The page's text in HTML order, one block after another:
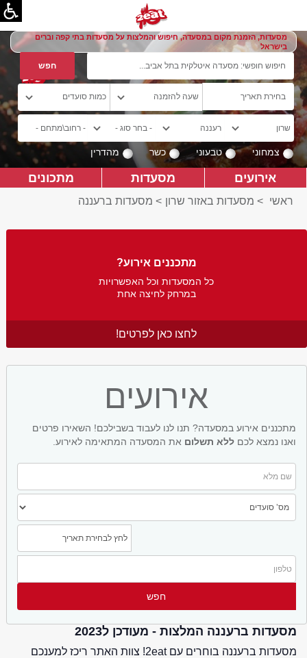
מסעדות, הזמנת מקום במסעדה, חיפוש והמלצות על מסעדות בתי קפה וברים
בישראל
צמחוני טבעוני כשר מהדרין
אירועים מסעדות מתכונים
ראשי > מסעדות באזור שרון > מסעדות ברעננה
מתכננים אירוע?
כל המסעדות וכל האפשרויות
במרחק לחיצה אחת
לחצו כאן לפרטים!
אירועים
מתכננים אירוע במסעדה? תנו לנו לעבוד בשבילכם! השאירו פרטים
ואנו נמצא לכם ללא תשלום את המסעדה המתאימה לאירוע.
מסעדות ברעננה המלצות - מעודכן ל2023
מסעדות ברעננה בוחרים עם 2eat! צוות האתר ריכז למענכם